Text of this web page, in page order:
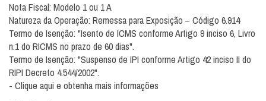
Nota Fiscal: Modelo 1 ou 1 A
Natureza da Operação: Remessa para Exposição – Código 6.914
Termo de Isenção: "Isento de ICMS conforme Artigo 9 inciso 6, Livro
n.1 do RICMS no prazo de 60 dias".
Termo de Isenção: "Suspenso de IPI conforme Artigo 42 inciso II do
RIPI Decreto 4.544/2002".
- Clique aqui e obtenha mais informações